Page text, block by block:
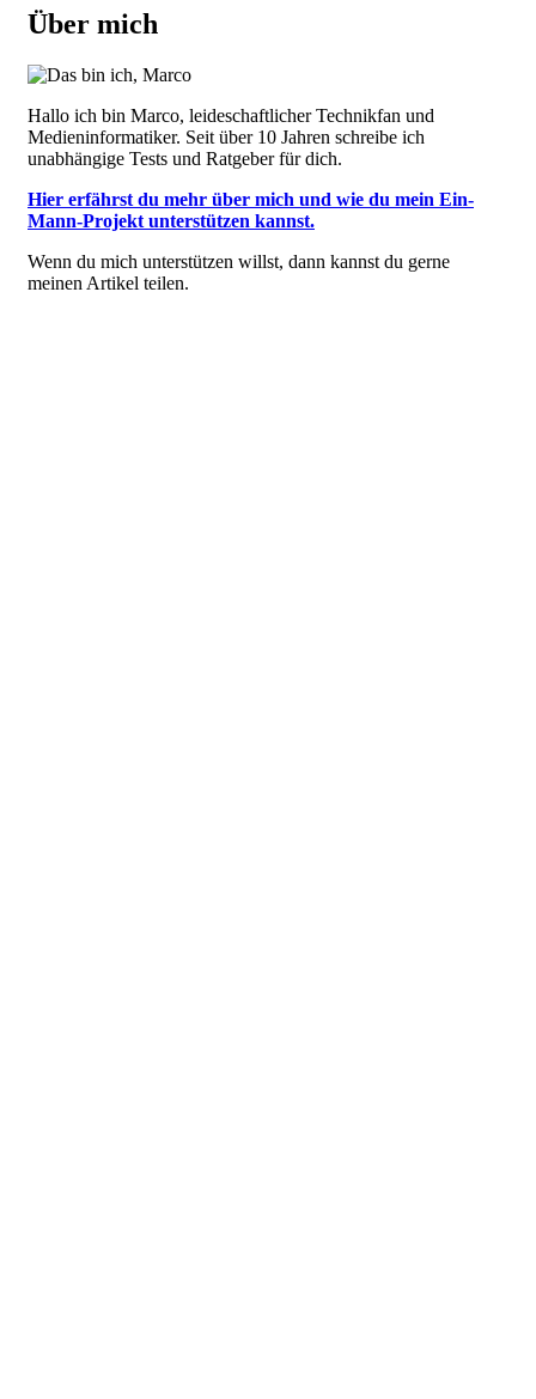
Über mich
Image
Hallo ich bin Marco, leideschaftlicher Technikfan und
Medieninformatiker. Seit über 10 Jahren schreibe ich
unabhängige Tests und Ratgeber für dich.
Hier erfährst du mehr über mich und wie du mein Ein-
Mann-Projekt unterstützen kannst.
Wenn du mich unterstützen willst, dann kannst du gerne
meinen Artikel teilen.